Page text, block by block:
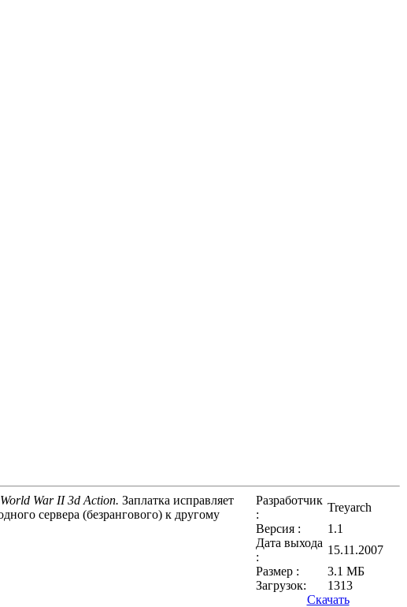
Разработчик
:
Treyarch
Версия :
1.1
Дата выхода
:
15.11.2007
Размер :
3.1 МБ
Загрузок:
1313
Скачать
World War II 3d Action. Заплатка исправляет
сервера (безрангового) к другому